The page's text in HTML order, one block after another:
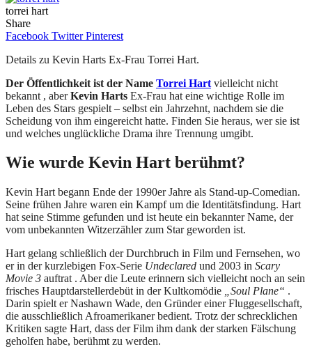
torrei hart
Share
Facebook Twitter Pinterest
Details zu Kevin Harts Ex-Frau Torrei Hart.
Der Öffentlichkeit ist der Name Torrei Hart vielleicht nicht
bekannt , aberKevin Harts Ex-Frau hat eine wichtige Rolle im
Leben des Stars gespielt – selbst ein Jahrzehnt, nachdem sie die
Scheidung von ihm eingereicht hatte. Finden Sie heraus, wer sie ist
und welches unglückliche Drama ihre Trennung umgibt.
Wie wurde Kevin Hart berühmt?
Kevin Hart begann Ende der 1990er Jahre als Stand-up-Comedian.
Seine frühen Jahre waren ein Kampf um die Identitätsfindung. Hart
hat seine Stimme gefunden und ist heute ein bekannter Name, der
vom unbekannten Witzerzähler zum Star geworden ist.
Hart gelang schließlich der Durchbruch in Film und Fernsehen, wo
er in der kurzlebigen Fox-Serie Undeclared und 2003 in Scary
Movie 3 auftrat . Aber die Leute erinnern sich vielleicht noch an sein
frisches Hauptdarstellerdebüt in der Kultkomödie
„Soul Plane“ .
Darin spielt er Nashawn Wade, den Gründer einer Fluggesellschaft,
die ausschließlich Afroamerikaner bedient. Trotz der schrecklichen
Kritiken sagte Hart, dass der Film ihm dank der starken Fälschung
geholfen habe, berühmt zu werden.